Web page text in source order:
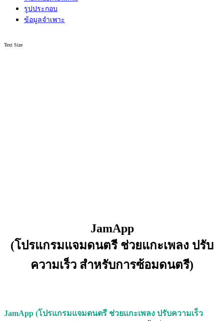
รูปประกอบ
ข้อมูลจำเพาะ
Text Size
JamApp
(โปรแกรมแจมดนตรี ช่วยแกะเพลง ปรับ
ความเร็ว สำหรับการซ้อมดนตรี)
JamApp (โปรแกรมแจมดนตรี ช่วยแกะเพลง ปรับความเร็ว